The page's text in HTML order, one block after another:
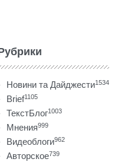
Новини та Дайджести1534
Brief1105
ТекстБлог1003
Мнения999
Видеоблоги962
Авторское739